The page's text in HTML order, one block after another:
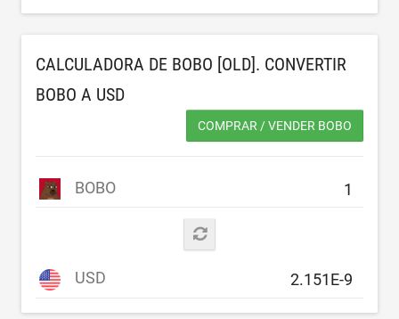
CALCULADORA DE BOBO [OLD]. CONVERTIR
BOBO A USD
COMPRAR / VENDER BOBO
BOBO
USD